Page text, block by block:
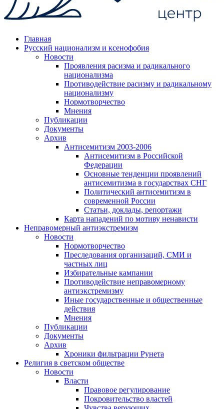
Главная
Русский национализм и ксенофобия
Новости
Проявления расизма и радикального
национализма
Противодействие расизму и радикальному
национализму
Нормотворчество
Мнения
Публикации
Документы
Архив
Антисемитизм 2003-2006
Антисемитизм в Российской
Федерации
Основные тенденции проявлений
антисемитизма в государствах СНГ
Политический антисемитизм в
современной России
Статьи, доклады, репортажи
Карта нападений по мотиву ненависти
Неправомерный антиэкстремизм
Новости
Нормотворчество
Преследования организаций, СМИ и
частных лиц
Избирательные кампании
Противодействие неправомерному
антиэкстремизму
Иные государственные и общественные
действия
Мнения
Публикации
Документы
Архив
Хроники фильтрации Рунета
Религия в светском обществе
Новости
Власти
Правовое регулирование
Покровительство властей